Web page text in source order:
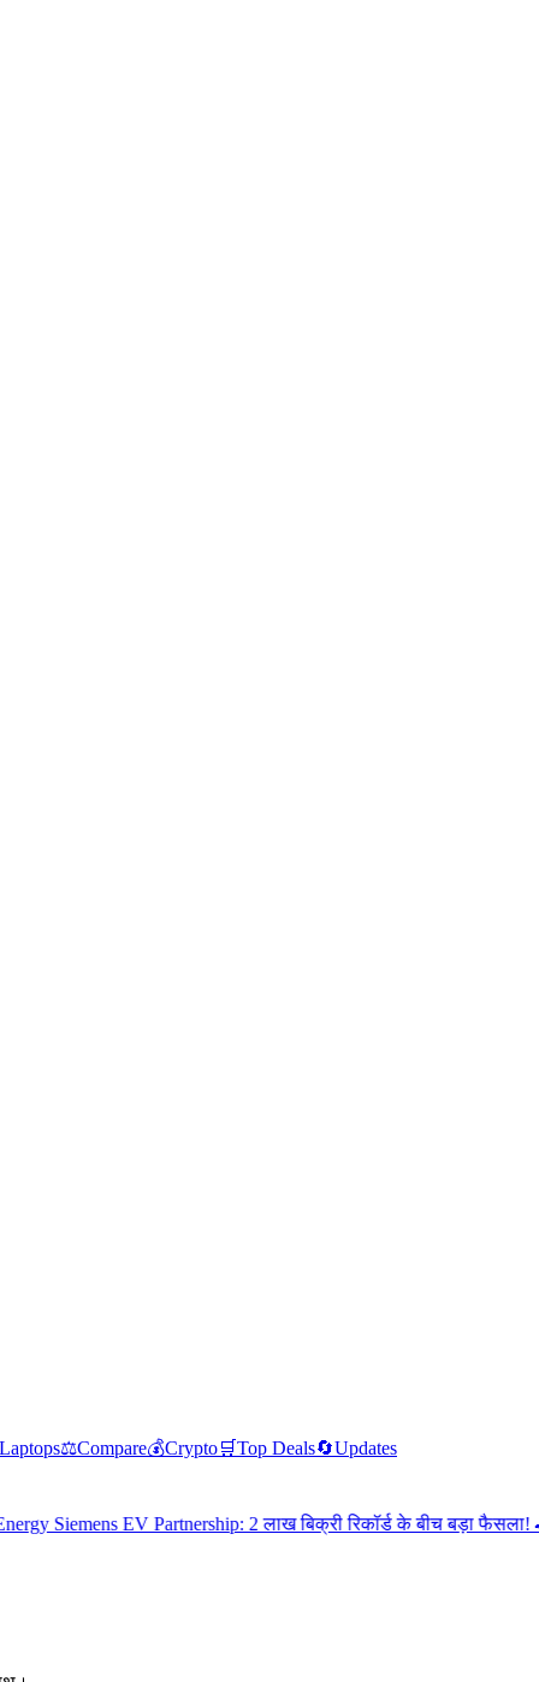
⚖️Compare💰Crypto🛒Top Deals🔄Updates
EV Partnership: 2 लाख बिक्री रिकॉर्ड के बीच बड़ा फैसला! 🚗⚡•AI